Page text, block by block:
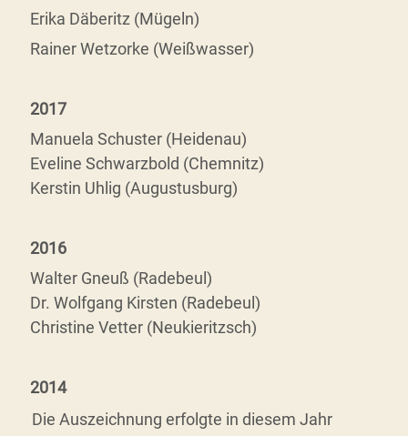
Erika Däberitz (Mügeln)
Rainer Wetzorke (Weißwasser)
2017
Manuela Schuster (Heidenau)
Eveline Schwarzbold (Chemnitz)
Kerstin Uhlig (Augustusburg)
2016
Walter Gneuß (Radebeul)
Dr. Wolfgang Kirsten (Radebeul)
Christine Vetter (Neukieritzsch)
2014
Die Auszeichnung erfolgte in diesem Jahr